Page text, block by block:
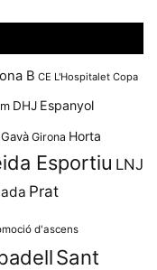
B CE L'Hospitalet Copa
DHJ Espanyol
Gavà Girona Horta
Esportiu LNJ
Prat
d'ascens
Sant